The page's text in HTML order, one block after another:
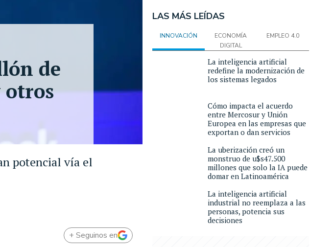
potencial vía el
de
otros
+ Seguinos en
LAS MÁS LEÍDAS
INNOVACIÓN
ECONOMÍA
DIGITAL
EMPLEO 4.0
La inteligencia artificial
redefine la modernización de
los sistemas legados
Cómo impacta el acuerdo
entre Mercosur y Unión
Europea en las empresas que
exportan o dan servicios
La uberización creó un
monstruo de u$s47.500
millones que solo la IA puede
domar en Latinoamérica
La inteligencia artificial
industrial no reemplaza a las
personas, potencia sus
decisiones